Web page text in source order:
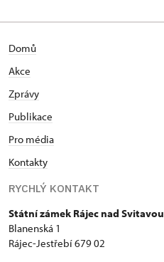
Domů
Akce
Zprávy
Publikace
Pro média
Kontakty
RYCHLÝ KONTAKT
Státní zámek Rájec nad Svitavou
Blanenská 1
Rájec-Jestřebí 679 02